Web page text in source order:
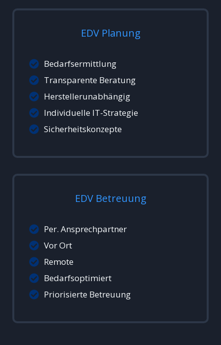
EDV Planung
Bedarfsermittlung
Transparente Beratung
Herstellerunabhängig
Individuelle IT-Strategie
Sicherheitskonzepte
EDV Betreuung
Per. Ansprechpartner
Vor Ort
Remote
Bedarfsoptimiert
Priorisierte Betreuung